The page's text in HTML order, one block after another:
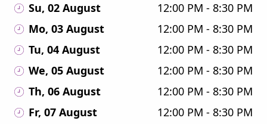
Su, 02 August
12:00 PM - 8:30 PM
Mo, 03 August
12:00 PM - 8:30 PM
Tu, 04 August
12:00 PM - 8:30 PM
We, 05 August
12:00 PM - 8:30 PM
Th, 06 August
12:00 PM - 8:30 PM
Fr, 07 August
12:00 PM - 8:30 PM